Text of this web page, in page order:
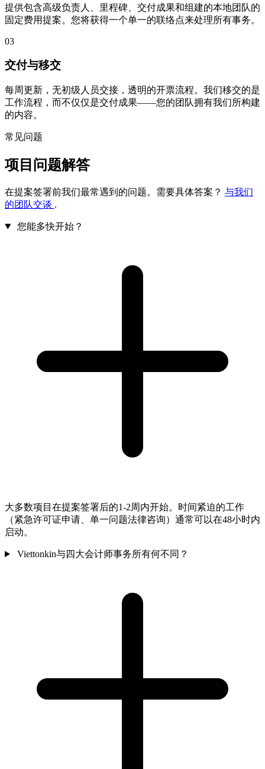
提供包含高级负责人、里程碑、交付成果和组建的本地团队的
固定费用提案。您将获得一个单一的联络点来处理所有事务。
03
交付与移交
每周更新，无初级人员交接，透明的开票流程。我们移交的是
工作流程，而不仅仅是交付成果——您的团队拥有我们所构建
的内容。
常见问题
项目问题解答
在提案签署前我们最常遇到的问题。需要具体答案？ 与我们
的团队交谈 .
您能多快开始？
大多数项目在提案签署后的1-2周内开始。时间紧迫的工作
（紧急许可证申请、单一问题法律咨询）通常可以在48小时内
启动。
Viettonkin与四大会计师事务所有何不同？